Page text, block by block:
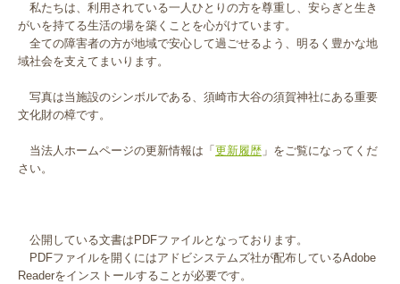
私たちは、利用されている一人ひとりの方を尊重し、安らぎと生き
がいを持てる生活の場を築くことを心がけています。
全ての障害者の方が地域で安心して過ごせるよう、明るく豊かな地
域社会を支えてまいります。
写真は当施設のシンボルである、須崎市大谷の須賀神社にある重要
文化財の樟です。
当法人ホームページの更新情報は「 更新履歴 」をご覧になってくだ
さい。
公開している文書はPDFファイルとなっております。
PDFファイルを開くにはアドビシステムズ社が配布しているAdobe
Readerをインストールすることが必要です。